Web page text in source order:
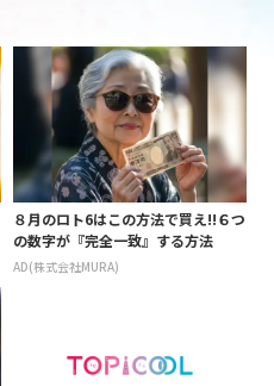
８月のロト6はこの方法で買え!!６つ
の数字が『完全一致』する方法
AD(株式会社MURA)